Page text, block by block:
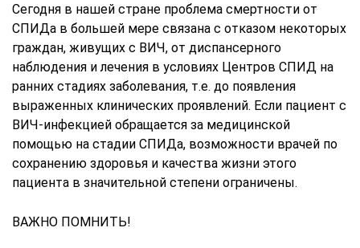
Сегодня в нашей стране проблема смертности от
СПИДа в большей мере связана с отказом некоторых
граждан, живущих с ВИЧ, от диспансерного
наблюдения и лечения в условиях Центров СПИД на
ранних стадиях заболевания, т.е. до появления
выраженных клинических проявлений. Если пациент с
ВИЧ-инфекцией обращается за медицинской
помощью на стадии СПИДа, возможности врачей по
сохранению здоровья и качества жизни этого
пациента в значительной степени ограничены.
ВАЖНО ПОМНИТЬ!